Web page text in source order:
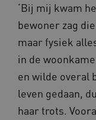
‘Bij mij kwam
bewoner zag
maar fysiek
in de
en wilde overal
leven gedaan,
haar trots.
__Secure-